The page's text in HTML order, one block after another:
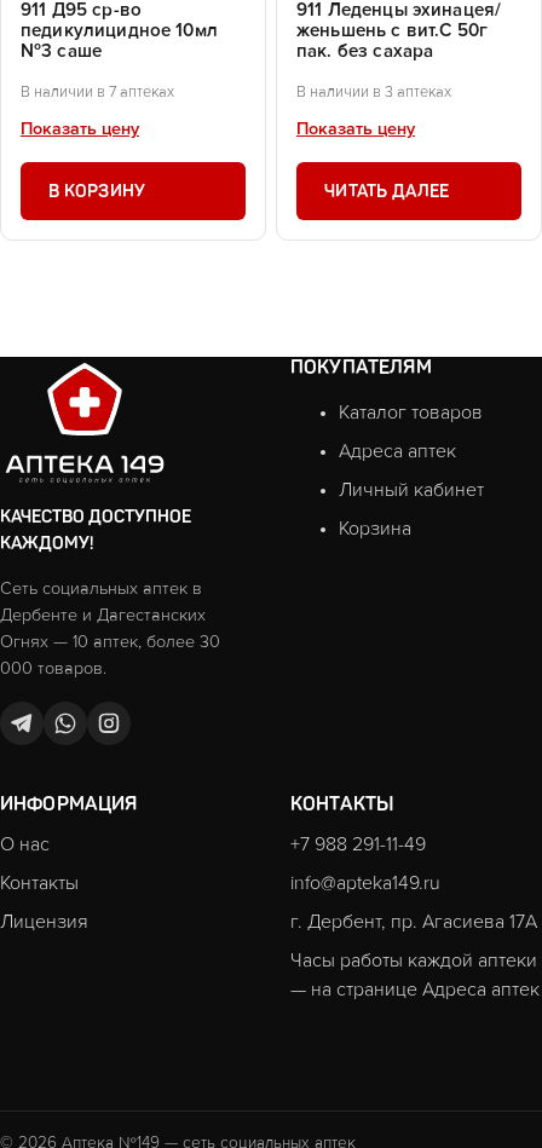
911 Д95 ср-во
педикулицидное 10мл
№3 саше
В наличии в 7 аптеках
Показать цену
В КОРЗИНУ
911 Леденцы эхинацея/
женьшень с вит.С 50г
пак. без сахара
В наличии в 3 аптеках
Показать цену
ЧИТАТЬ ДАЛЕЕ
КАЧЕСТВО ДОСТУПНОЕ
КАЖДОМУ!
Сеть социальных аптек в
Дербенте и Дагестанских
Огнях — 10 аптек, более 30
000 товаров.
ПОКУПАТЕЛЯМ
Каталог товаров
Адреса аптек
Личный кабинет
Корзина
ИНФОРМАЦИЯ
О нас
Контакты
Лицензия
КОНТАКТЫ
+7 988 291-11-49
info@apteka149.ru
г. Дербент, пр. Агасиева 17А
Часы работы каждой аптеки
— на странице Адреса аптек
© 2026 Аптека №149 — сеть социальных аптек